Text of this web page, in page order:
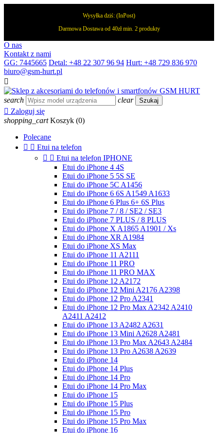
Wysyłka dziś: (InPost)
Darmowa Dostawa od 40zł min. 2 produkty
O nas
Kontakt z nami
GG: 7445665 Detal: +48 22 307 96 94 Hurt: +48 729 836 970
biuro@gsm-hurt.pl

search clear Szukaj
 Zaloguj się
shopping_cart Koszyk (0)
Polecane
  Etui na telefon
  Etui na telefon IPHONE
Etui do iPhone 4 4S
Etui do iPhone 5 5S SE
Etui do iPhone 5C A1456
Etui do iPhone 6 6S A1549 A1633
Etui do iPhone 6 Plus 6+ 6S Plus
Etui do iPhone 7 / 8 / SE2 / SE3
Etui do iPhone 7 PLUS / 8 PLUS
Etui do iPhone X A1865 A1901 / Xs
Etui do iPhone XR A1984
Etui do iPhone XS Max
Etui do iPhone 11 A2111
Etui do iPhone 11 PRO
Etui do iPhone 11 PRO MAX
Etui do iPhone 12 A2172
Etui do iPhone 12 Mini A2176 A2398
Etui do iPhone 12 Pro A2341
Etui do iPhone 12 Pro Max A2342 A2410
A2411 A2412
Etui do iPhone 13 A2482 A2631
Etui do iPhone 13 Mini A2628 A2481
Etui do iPhone 13 Pro Max A2643 A2484
Etui do iPhone 13 Pro A2638 A2639
Etui do iPhone 14
Etui do iPhone 14 Plus
Etui do iPhone 14 Pro
Etui do iPhone 14 Pro Max
Etui do iPhone 15
Etui do iPhone 15 Plus
Etui do iPhone 15 Pro
Etui do iPhone 15 Pro Max
Etui do iPhone 16